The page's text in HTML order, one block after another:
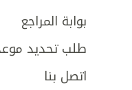
بوابة المراجع
طلب تحديد
اتصل بنا